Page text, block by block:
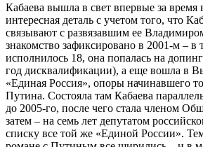
Кабаева вышла в свет впервые за
интересная деталь с учетом того, что
связывают с развязавшим ее
знакомство зафиксировано в 2001-м – в
исполнилось 18, она попалась на
год дисквалификации), а еще вошла в
«Единая Россия», опоры начинавшего
Путина. Состояла там Кабаева
до 2005-го, после чего стала членом
затем – на семь лет депутатом
списку все той же «Единой России».